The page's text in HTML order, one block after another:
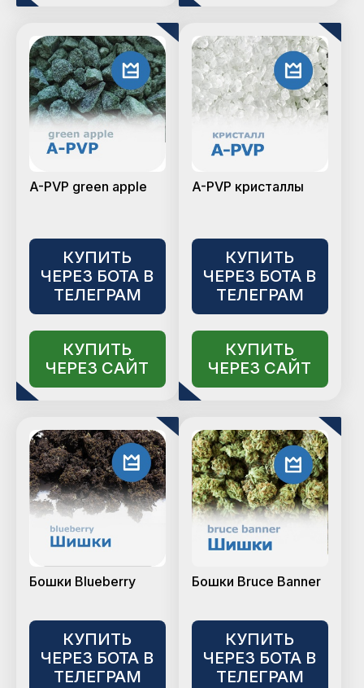
A-PVP green apple
КУПИТЬ
ЧЕРЕЗ БОТА В
ТЕЛЕГРАМ
КУПИТЬ
ЧЕРЕЗ САЙТ
A-PVP кристаллы
КУПИТЬ
ЧЕРЕЗ БОТА В
ТЕЛЕГРАМ
КУПИТЬ
ЧЕРЕЗ САЙТ
Бошки Blueberry
КУПИТЬ
ЧЕРЕЗ БОТА В
ТЕЛЕГРАМ
Бошки Bruce Banner
КУПИТЬ
ЧЕРЕЗ БОТА В
ТЕЛЕГРАМ